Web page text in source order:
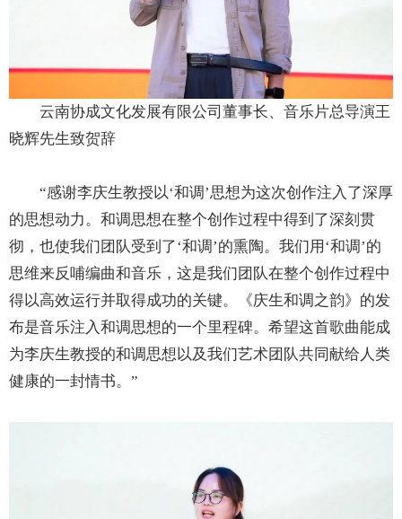
云南协成文化发展有限公司董事长、音乐片总导演王
晓辉先生致贺辞
“感谢李庆生教授以‘和调’思想为这次创作注入了深厚
的思想动力。和调思想在整个创作过程中得到了深刻贯
彻，也使我们团队受到了‘和调’的熏陶。我们用‘和调’的
思维来反哺编曲和音乐，这是我们团队在整个创作过程中
得以高效运行并取得成功的关键。《庆生和调之韵》的发
布是音乐注入和调思想的一个里程碑。希望这首歌曲能成
为李庆生教授的和调思想以及我们艺术团队共同献给人类
健康的一封情书。”